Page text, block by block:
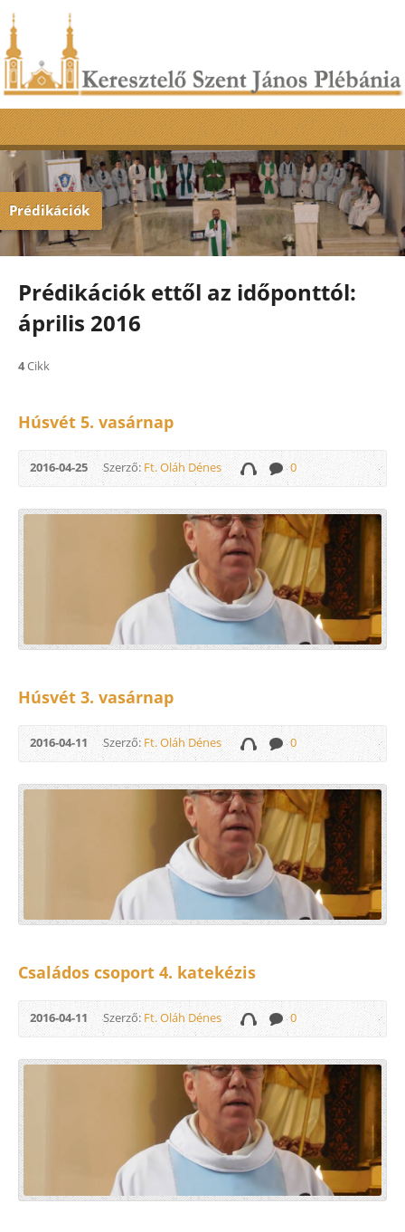
Prédikációk
Prédikációk ettől az időponttól:
április 2016
4Cikk
Húsvét 5. vasárnap
2016-04-25 Szerző:Ft. Oláh Dénes 0
Húsvét 3. vasárnap
2016-04-11 Szerző:Ft. Oláh Dénes 0
Családos csoport 4. katekézis
2016-04-11 Szerző:Ft. Oláh Dénes 0